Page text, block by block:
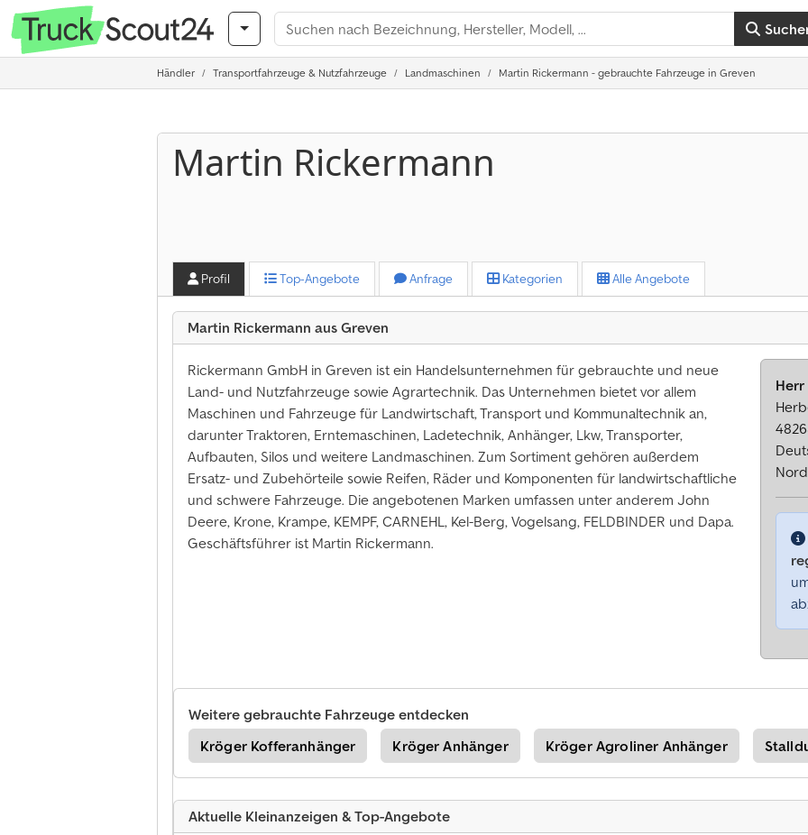
Händler Transportfahrzeuge & Nutzfahrzeuge Landmaschinen Martin Rickermann - gebrauchte Fahrzeuge in Greven
Martin Rickermann
Profil Top-Angebote Anfrage Kategorien Alle Angebote
Martin Rickermann aus Greven
Rickermann GmbH in Greven ist ein Handelsunternehmen für gebrauchte und neue
Land- und Nutzfahrzeuge sowie Agrartechnik. Das Unternehmen bietet vor allem
Maschinen und Fahrzeuge für Landwirtschaft, Transport und Kommunaltechnik an,
darunter Traktoren, Erntemaschinen, Ladetechnik, Anhänger, Lkw, Transporter,
Aufbauten, Silos und weitere Landmaschinen. Zum Sortiment gehören außerdem
Ersatz- und Zubehörteile sowie Reifen, Räder und Komponenten für landwirtschaftliche
und schwere Fahrzeuge. Die angebotenen Marken umfassen unter anderem John
Deere, Krone, Krampe, KEMPF, CARNEHL, Kel-Berg, Vogelsang, FELDBINDER und Dapa.
Geschäftsführer ist Martin Rickermann.
Weitere gebrauchte Fahrzeuge entdecken
Kröger Kofferanhänger
Kröger Anhänger Kröger Agroliner Anhänger
Aktuelle Kleinanzeigen & Top-Angebote